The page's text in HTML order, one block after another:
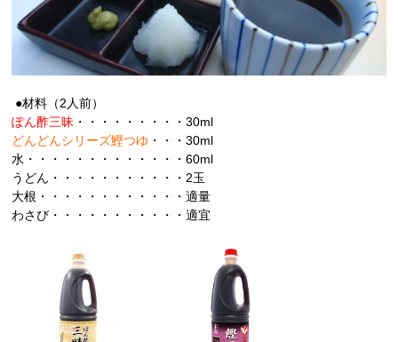
●材料（2人前）
ぽん酢三昧 ・・・・・・・・・30ml
どんどんシリーズ鰹つゆ ・・・30ml
水・・・・・・・・・・・・・60ml
うどん・・・・・・・・・・・2玉
大根・・・・・・・・・・・・適量
わさび・・・・・・・・・・・適宜